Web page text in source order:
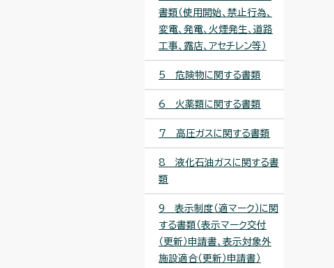
書類（使用開始、禁止行為、
変電、発電、火煙発生、道路
工事、露店、アセチレン等）
5 危険物に関する書類
6 火薬類に関する書類
7 高圧ガスに関する書類
8 液化石油ガスに関する書
類
9 表示制度（適マーク）に関
する書類（表示マーク交付
（更新）申請書、表示対象外
施設適合（更新）申請書）